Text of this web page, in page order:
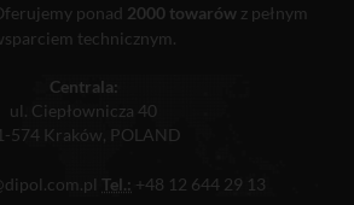
ponad 2000 towarówz pełnym
technicznym.
Centrala:
ul. Ciepłownicza 40
574 Kraków, POLAND
Tel.: +48 12 644 29 13